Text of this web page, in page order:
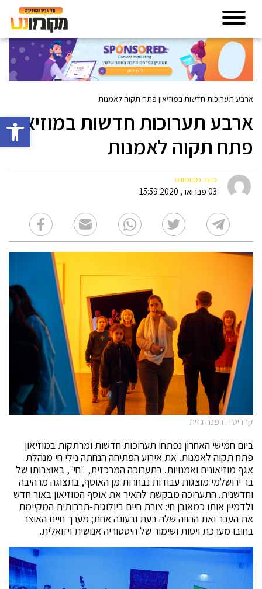
פתח
ארבע תערוכות חדשות במוזיאון פתח תקוה לאמנות
ארבע תערוכות חדשות במוזיאון
פתח תקוה לאמנות
כתב מקומונט
03 פברואר, 2020 15:59
קרדיט – דפנה גזית
ביום חמישי האחרון נפתחו תערוכות חדשות ומרתקות במוזיאון
פתח תקוה לאמנות. את אירוע הפתיחה הנחתה נילי חי מנהלת
אגף מוזיאונים ואמנויות. בתערוכה המרכזית, "חי", באוצרותו של
בר ירושלמי מוצגות עבודות נבחרות מן האוסף, בתצוגה מרהיבה
וחדשנית. התערוכה מבקשת להאיר את אוסף המוזיאון באור חדש
ולדמיין אותו כמאובן חי: צורת חיים ביולוגית-תרבותית המקיימת
את העבר ואת ההווה שלה בעת ובעונה אחת; מערך חיים האוצר
בחובו מערכת ויסות ושימור של היסטוריה אנושית ויזואלית.